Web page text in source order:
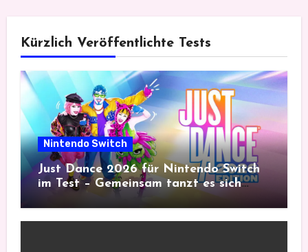
Kürzlich Veröffentlichte Tests
Nintendo Switch
Just Dance 2026 für Nintendo Switch
im Test – Gemeinsam tanzt es sich